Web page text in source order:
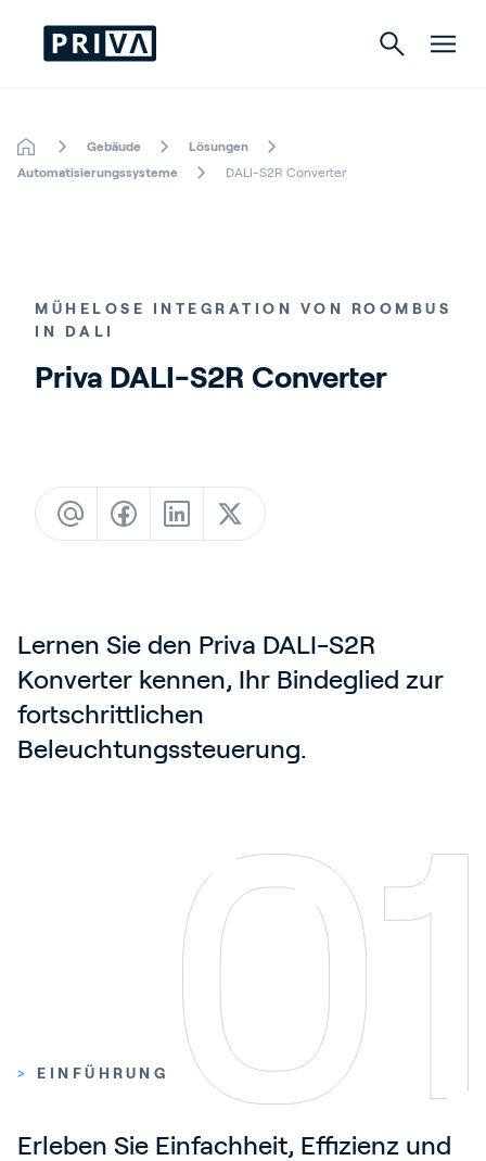
Gartenbau
Über Priva
Blog
Kundenreferenzen
Partners
Deutsch
Gebäude
Lösungen
Automatisierungssysteme
DALI-S2R Converter
MÜHELOSE INTEGRATION VON ROOMBUS
IN DALI
Priva DALI-S2R Converter
Lernen Sie den Priva DALI-S2R
Konverter kennen, Ihr Bindeglied zur
fortschrittlichen
Beleuchtungssteuerung.
> EINFÜHRUNG
Erleben Sie Einfachheit, Effizienz und